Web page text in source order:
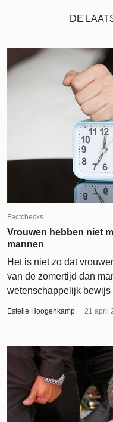
DE
Factchecks
Vrouwen hebben niet
mannen
Het is niet zo dat
van de zomertijd dan
wetenschappelijk bewijs
Estelle Hoogenkamp 21 april